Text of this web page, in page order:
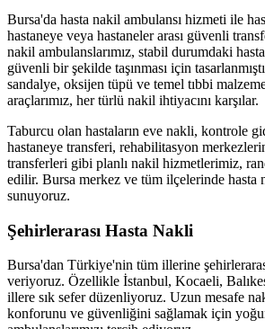
Bursa'da hasta nakil ambulansı hizmeti ile
hastaneye veya hastaneler arası güvenli
nakil ambulanslarımız, stabil durumdaki
güvenli bir şekilde taşınması için
sandalye, oksijen tüpü ve temel tıbbi
araçlarımız, her türlü nakil ihtiyacını karşılar.
Taburcu olan hastaların eve nakli, kontrole
hastaneye transferi, rehabilitasyon
transferleri gibi planlı nakil hizmetlerimiz,
edilir. Bursa merkez ve tüm ilçelerinde hasta
sunuyoruz.
Şehirlerarası Hasta Nakli
Bursa'dan Türkiye'nin tüm illerine
veriyoruz. Özellikle İstanbul, Kocaeli,
illere sık sefer düzenliyoruz. Uzun mesafe
konforunu ve güvenliğini sağlamak için